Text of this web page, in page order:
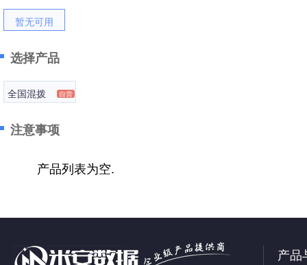
暂无可用
选择产品
全国混拨 自营
注意事项
产品列表为空.
产品